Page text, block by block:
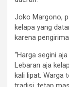
Joko Margono,
kelapa yang
karena
“Harga segini
Lebaran aja
kali lipat. Warga